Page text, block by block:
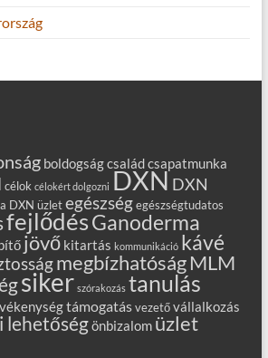
boldogságcsaládcsapatmunka
célok célokért dolgozni DXNDXN
DXN üzlet egészség egészségtudatos
fejlődésGanoderma
jövő kitartás kommunikáció kávé
megbízhatóság MLM
siker szórakozás tanulás
támogatás vezető vállalkozás
lehetőségönbizalom üzlet